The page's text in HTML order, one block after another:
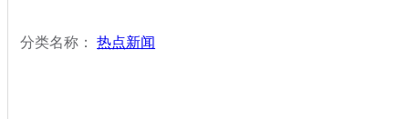
分类名称： 热点新闻